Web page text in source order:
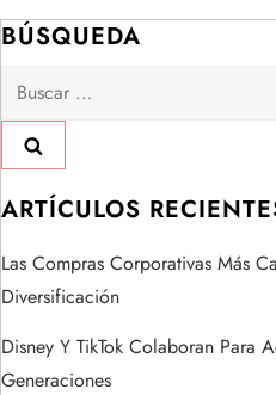
g
a
c
i
ó
n
d
BÚSQUEDA
Buscar:
ARTÍCULOS
Las Compras Corporativas Más
Diversificación
Disney Y TikTok Colaboran Para
Generaciones